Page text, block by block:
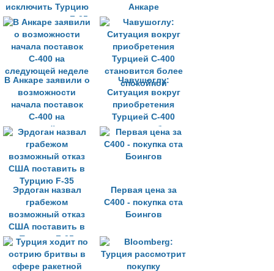
исключить Турцию
из программы F-35
из-за С-400
Анкаре
В Анкаре заявили о
возможности
начала поставок
С-400 на
следующей неделе
Чавушоглу:
Ситуация вокруг
приобретения
Турцией С-400
становится более
спокойной
Эрдоган назвал
грабежом
возможный отказ
США поставить в
Турцию F-35
Первая цена за
С400 - покупка ста
Боингов